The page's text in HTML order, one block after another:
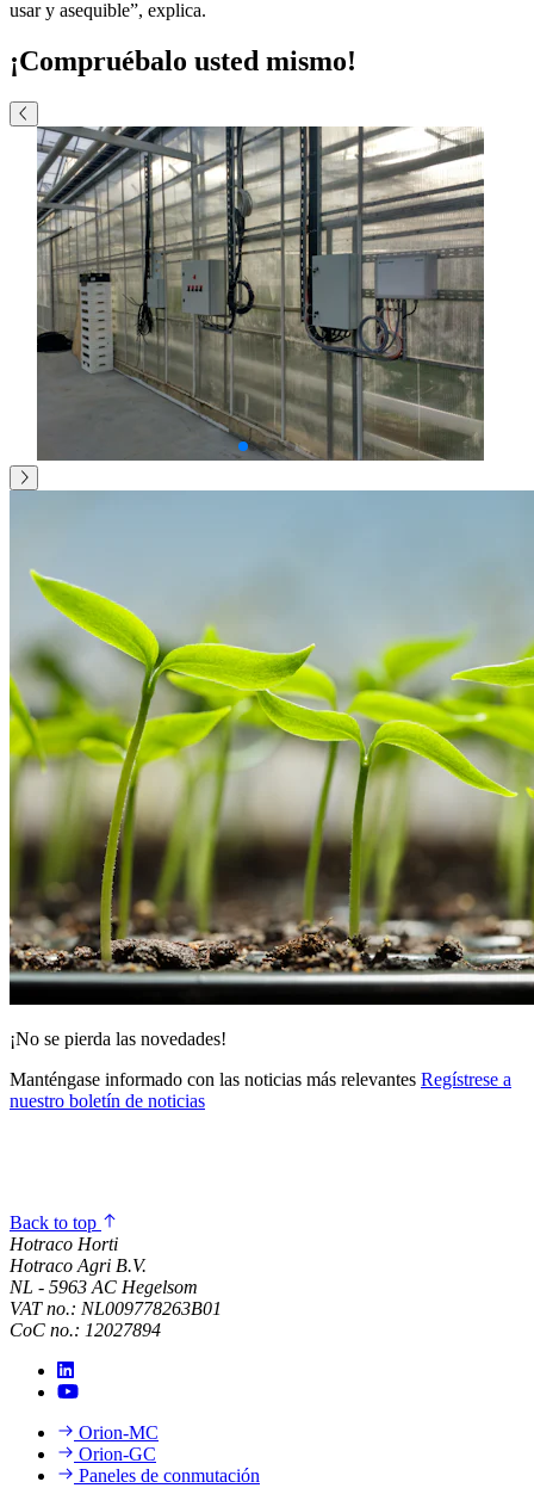
usar y asequible”, explica.
¡Compruébalo usted mismo!
¡No se pierda las novedades!
Manténgase informado con las noticias más relevantes Regístrese a
nuestro boletín de noticias
Back to top
Hotraco Horti
Hotraco Agri B.V.
NL - 5963 AC Hegelsom
VAT no.: NL009778263B01
CoC no.: 12027894
Orion-MC
Orion-GC
Paneles de conmutación